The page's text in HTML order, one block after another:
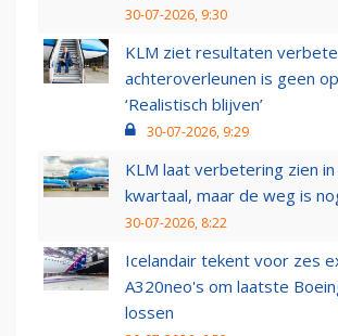
30-07-2026, 9:30
KLM ziet resultaten
achteroverleunen is geen
‘Realistisch blijven’
30-07-2026, 9:29
KLM laat verbetering zien
kwartaal, maar de weg is
30-07-2026, 8:22
Icelandair tekent voor zes
A320neo's om laatste
lossen